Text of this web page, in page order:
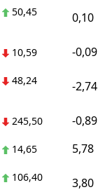
50,45 0,10
10,59 -0,09
48,24 -2,74
245,50 -0,89
14,65 5,78
106,40 3,80